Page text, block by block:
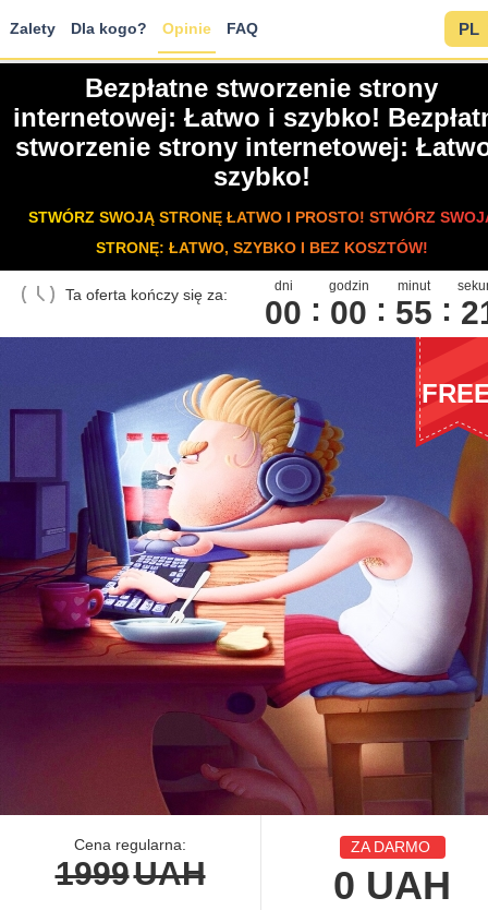
Zalety Dla kogo? Opinie FAQ PL
Bezpłatne stworzenie strony
internetowej: Łatwo i szybko!
stworzenie strony internetowej:
szybko!
STWÓRZ SWOJĄ STRONĘ ŁATWO I PROSTO! STWÓRZ
STRONĘ: ŁATWO, SZYBKO I BEZ KOSZTÓW!
Ta oferta kończy się za: dni
00
godzin
00
minut
55 2
Cena regularna:
1999UAH
ZA DARMO
0 UAH